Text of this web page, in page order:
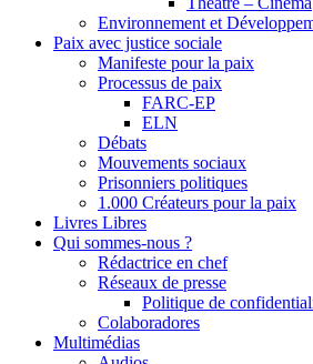
Environnement et
Paix avec justice sociale
Manifeste pour la paix
Processus de paix
FARC-EP
ELN
Débats
Mouvements sociaux
Prisonniers politiques
1.000 Créateurs pour la paix
Livres Libres
Qui sommes-nous ?
Rédactrice en chef
Réseaux de presse
Politique de
Colaboradores
Multimédias